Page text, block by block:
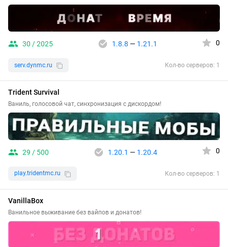
30 / 2025 1.8.8 — 1.21.1 0
serv.dynmc.ru Кол-во серверов: 1
Trident Survival
Ваниль, голосовой чат, синхронизация с дискордом!
29 / 500 1.20.1 — 1.20.4 0
play.tridentmc.ru Кол-во серверов: 1
VanillaBox
Ванильное выживание без вайпов и донатов!